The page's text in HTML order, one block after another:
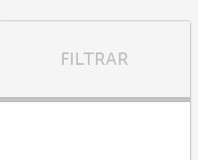
FILTRAR